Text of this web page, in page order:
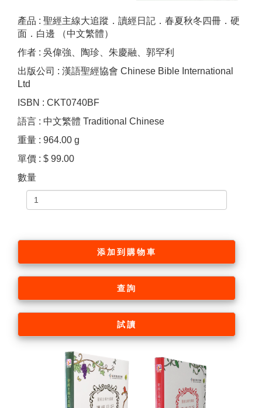
產品 : 聖經主線大追蹤．讀經日記．春夏秋冬四冊．硬
面．白邊 （中文繁體）
作者 : 吳偉強、陶珍、朱慶融、郭罕利
出版公司 : 漢語聖經協會 Chinese Bible International
Ltd
ISBN : CKT0740BF
語言 : 中文繁體 Traditional Chinese
重量 : 964.00 g
單價 : $ 99.00
數量
添加到購物車
查詢
試讀